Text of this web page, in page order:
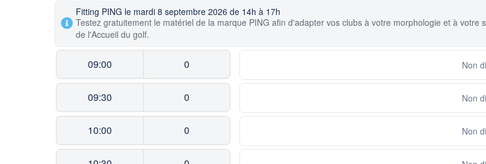
Fitting PING le mardi 8 septembre 2026 de 14h à 17h
Testez gratuitement le matériel de la marque PING afin d'adapter vos clubs à votre morphologie et à
de l'Accueil du golf.
09:00 0 Non
09:30 0 Non
10:00 0 Non